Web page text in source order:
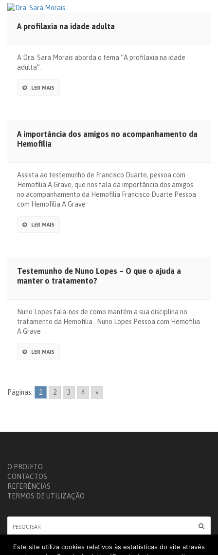
A profilaxia na idade adulta
A Dra. Sara Morais aborda o tema “A profilaxia na idade
adulta”.
LER MAIS
A importância dos amigos no acompanhamento da
Hemofilia
Assista ao testemunho de Francisco Duarte, pessoa com
Hemofilia A Grave, que nos fala da importância dos amigos
no acompanhamento da Hemofilia Francisco Duarte Pessoa
com Hemofilia A Grave
LER MAIS
Testemunho de Nuno Lopes – O que o ajuda a
manter o tratamento?
Nuno Lopes fala-nos de como mantém a sua disciplina no
tratamento da Hemofilia. Nuno Lopes Pessoa com Hemofilia
A Grave
LER MAIS
Páginas: 1 2 3 4 »
O PROJETO
CONTACTOS
REFERÊNCIAS
TERMOS DE UTILIZAÇÃO
Este site utiliza cookies relativos às estatísticas do site através